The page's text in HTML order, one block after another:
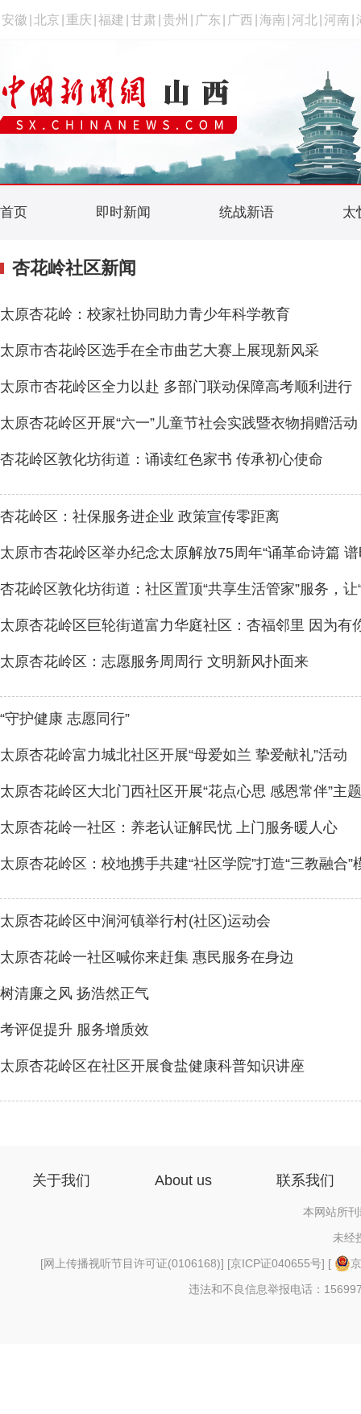
安徽 北京 重庆 福建 甘肃 贵州 广东 广西 海南 河北 河南
首页 即时新闻 统战新语 太
杏花岭社区新闻
太原杏花岭：校家社协同助力青少年科学教育
太原市杏花岭区选手在全市曲艺大赛上展现新风采
太原市杏花岭区全力以赴 多部门联动保障高考顺利进行
太原杏花岭区开展“六一”儿童节社会实践暨衣物捐赠活动
杏花岭区敦化坊街道：诵读红色家书 传承初心使命
杏花岭区：社保服务进企业 政策宣传零距离
太原市杏花岭区举办纪念太原解放75周年“诵革命诗篇
杏花岭区敦化坊街道：社区置顶“共享生活管家”服务，让
太原杏花岭区巨轮街道富力华庭社区：杏福邻里 因为有
太原杏花岭区：志愿服务周周行 文明新风扑面来
“守护健康 志愿同行”
太原杏花岭富力城北社区开展“母爱如兰 挚爱献礼”活动
太原杏花岭区大北门西社区开展“花点心思 感恩常伴”主
太原杏花岭一社区：养老认证解民忧 上门服务暖人心
太原杏花岭区：校地携手共建“社区学院”打造“三教融合”
太原杏花岭区中涧河镇举行村(社区)运动会
太原杏花岭一社区喊你来赶集 惠民服务在身边
树清廉之风 扬浩然正气
考评促提升 服务增质效
太原杏花岭区在社区开展食盐健康科普知识讲座
关于我们 About us 联系我们
本网站所
未经
[网上传播视听节目许可证(0106168)] [京ICP证040655号] [
违法和不良信息举报电话：